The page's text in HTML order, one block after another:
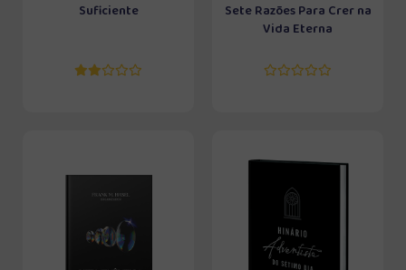
Suficiente
Sete Razões Para Crer na
Vida Eterna